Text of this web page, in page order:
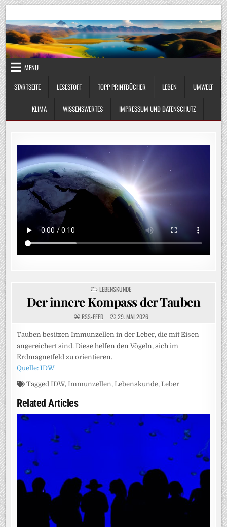
Skip
to
content
UmweltKlima.com
MENU
STARTSEITE
LESESTOFF TOPP PRINTBÜCHER LEBEN UMWELT
KLIMA WISSENSWERTES IMPRESSUM UND DATENSCHUTZ
POSTED
IN
LEBENSKUNDE
Der innere Kompass der Tauben
RSS-FEED 29. MAI 2026
Tauben besitzen Immunzellen in der Leber, die mit Eisen
angereichert sind. Diese helfen den Vögeln, sich im
Erdmagnetfeld zu orientieren.
Quelle: IDW
TaggedIDW,Immunzellen,Lebenskunde,Leber
Related Articles